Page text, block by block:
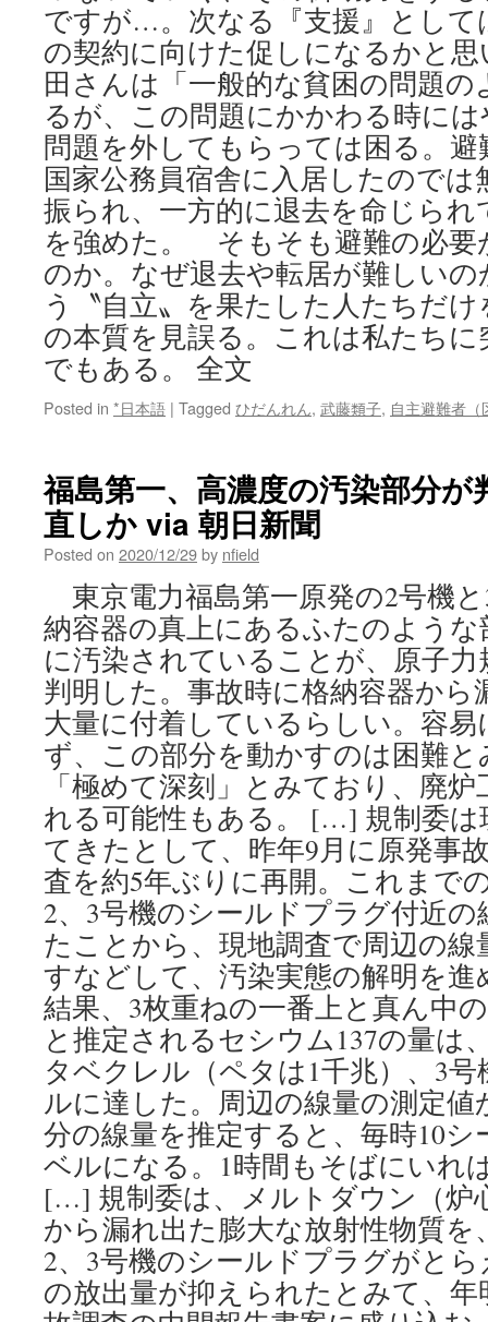
ですが…。次なる『支援』として
の契約に向けた促しになるかと
田さんは「一般的な貧困の問題
るが、この問題にかかわる時に
問題を外してもらっては困る。
国家公務員宿舎に入居したので
振られ、一方的に退去を命じら
を強めた。 そもそも避難の必要
のか。なぜ退去や転居が難しい
う〝自立〟を果たした人たちだ
の本質を見誤る。これは私たち
でもある。 全文
Posted in *日本語 | Tagged ひだんれん, 武藤類子, 自主避難者
福島第一、高濃度の汚染部分
直しか via 朝日新聞
Posted on 2020/12/29by nfield
東京電力福島第一原発の2号機
納容器の真上にあるふたのよう
に汚染されていることが、原子
判明した。事故時に格納容器から
大量に付着しているらしい。容
ず、この部分を動かすのは困難
「極めて深刻」とみており、廃
れる可能性もある。 […] 規制委は
てきたとして、昨年9月に原発事
査を約5年ぶりに再開。これまで
2、3号機のシールドプラグ付近
たことから、現地調査で周辺の
すなどして、汚染実態の解明を
結果、3枚重ねの一番上と真ん中
と推定されるセシウム137の量は
タベクレル（ペタは1千兆）、3
ルに達した。周辺の線量の測定値
分の線量を推定すると、毎時10
ベルになる。1時間もそばにいれ
[…] 規制委は、メルトダウン（炉
から漏れ出た膨大な放射性物質
2、3号機のシールドプラグがと
の放出量が抑えられたとみて、